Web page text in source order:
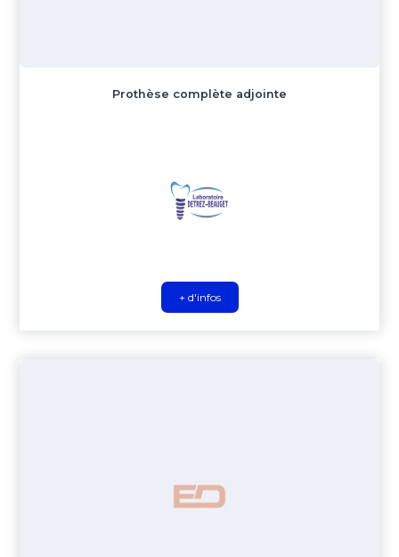
Prothèse complète adjointe
+ d'infos